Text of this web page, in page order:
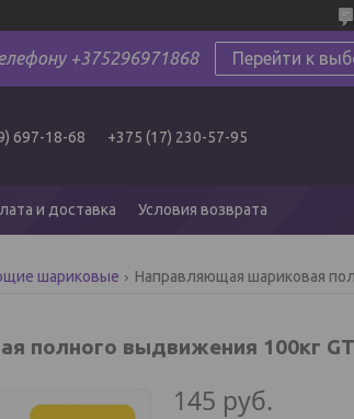
+375296971868 Перейти к
697-18-68 +375 (17) 230-57-95
и доставка Условия возврата
шариковые Направляющая шариковая
полного выдвижения 100кг
145 руб.